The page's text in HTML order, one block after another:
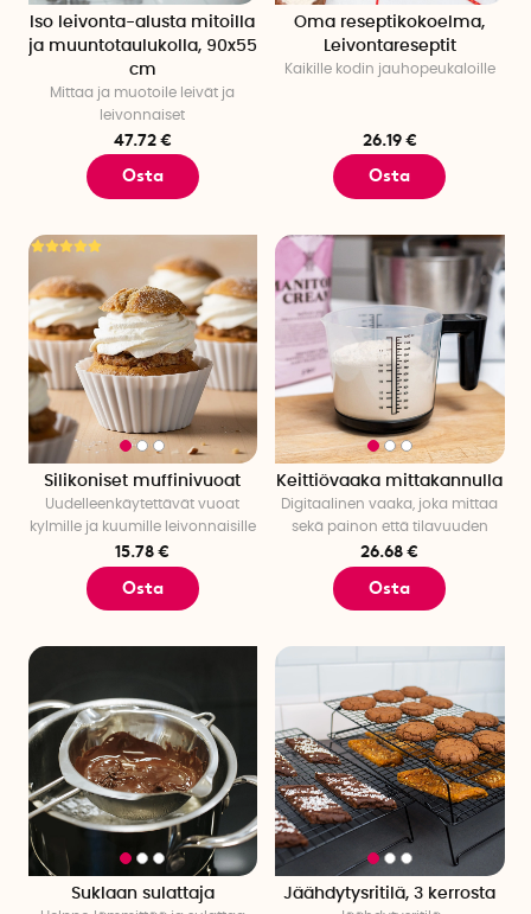
Iso leivonta-alusta mitoilla
ja muuntotaulukolla, 90x55
cm
Mittaa ja muotoile leivät ja
leivonnaiset
47.72 €
Osta
Oma reseptikokoelma,
Leivontareseptit
Kaikille kodin jauhopeukaloille
26.19 €
Osta
Silikoniset muffinivuoat
Uudelleenkäytettävät vuoat
kylmille ja kuumille leivonnaisille
15.78 €
Osta
Keittiövaaka mittakannulla
Digitaalinen vaaka, joka mittaa
sekä painon että tilavuuden
26.68 €
Osta
Suklaan sulattaja Jäähdytysritilä, 3 kerrosta